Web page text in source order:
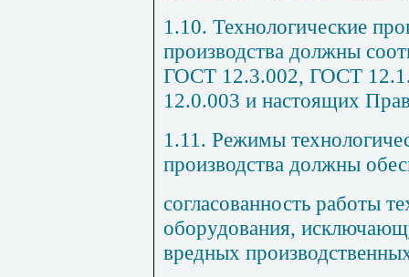
1.10. Технологические
производства должны
ГОСТ 12.3.002, ГОСТ
12.0.003 и настоящих
1.11. Режимы
производства должны
согласованность работы
оборудования,
вредных